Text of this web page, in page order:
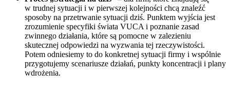
w trudnej sytuacji i w pierwszej kolejności chcą znaleźć
sposoby na przetrwanie sytuacji dziś. Punktem wyjścia jest
zrozumienie specyfiki świata VUCA i poznanie zasad
zwinnego działania, które są pomocne w zalezieniu
skutecznej odpowiedzi na wyzwania tej rzeczywistości.
Potem odniesiemy to do konkretnej sytuacji firmy i wspólnie
przygotujemy scenariusze działań, punkty koncentracji i plany
wdrożenia.